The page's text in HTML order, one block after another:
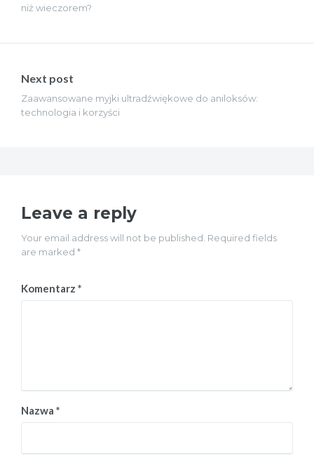
niż wieczorem?
Next post
Zaawansowane myjki ultradźwiękowe do aniloksów:
technologia i korzyści
Leave a reply
Your email address will not be published. Required fields
are marked *
Komentarz *
Nazwa *